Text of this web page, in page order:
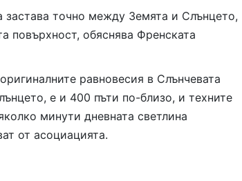
застава точно между Земята и Слънцето,
повърхност, обяснява Френската
равновесия в Слънчевата
е и 400 пъти по-близо, и техните
минути дневната светлина
от асоциацията.